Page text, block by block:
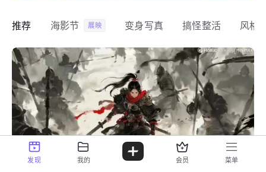
推荐 海影节 展映 变身写真 搞怪整活 风格
发现 我的 会员 菜单